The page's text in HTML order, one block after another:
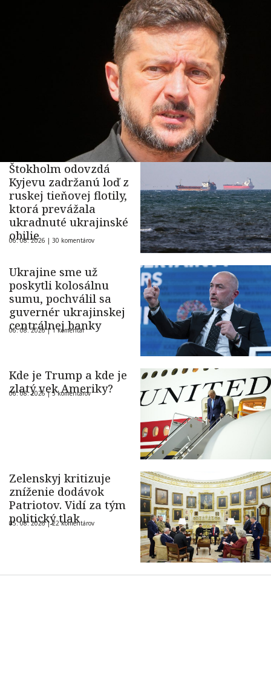
Štokholm odovzdá
Kyjevu zadržanú loď z
ruskej tieňovej flotily,
ktorá prevážala
ukradnuté ukrajinské
obilie
06. 08. 2026 | 30 komentárov
Ukrajine sme už
poskytli kolosálnu
sumu, pochválil sa
guvernér ukrajinskej
centrálnej banky
06. 08. 2026 |1 komentár
Kde je Trump a kde je
zlatý vek Ameriky?
06. 08. 2026 |5 komentárov
Zelenskyj kritizuje
zníženie dodávok
Patriotov. Vidí za tým
politický tlak
05. 08. 2026 |22 komentárov